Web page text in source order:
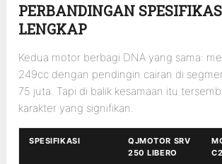
PERBANDINGAN
LENGKAP
Kedua motor berbagi DNA yang sama:
249cc dengan pendingin cairan di
75 juta. Tapi di balik kesamaan itu
karakter yang signifikan.
SPESIFIKASI
QJMOTOR SRV
250 LIBERO